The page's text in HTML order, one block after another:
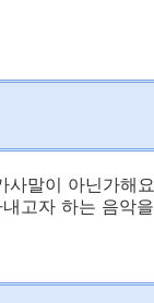
말이 아닌가해
고자 하는 음악